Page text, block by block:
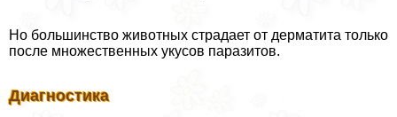
Но большинство животных страдает от дерматита только
после множественных укусов паразитов.
Диагностика